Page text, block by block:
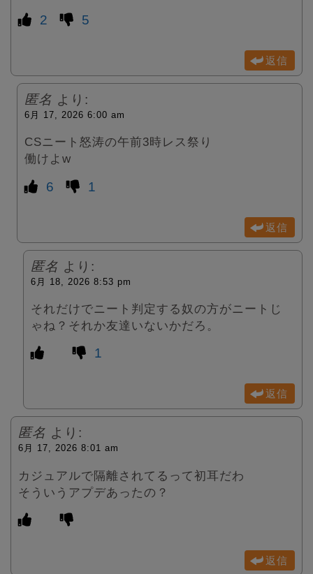
2 5
返信
匿名 より:
6月 17, 2026 6:00 am
CSニート怒涛の午前3時レス祭り
働けよw
6 1
返信
匿名 より:
6月 18, 2026 8:53 pm
それだけでニート判定する奴の方がニートじ
ゃね？それか友達いないかだろ。
1
返信
匿名 より:
6月 17, 2026 8:01 am
カジュアルで隔離されてるって初耳だわ
そういうアプデあったの？
返信